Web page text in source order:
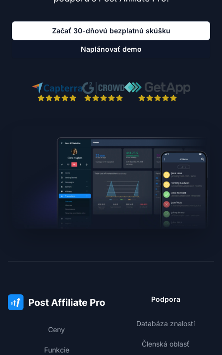
Začať 30-dňovú bezplatnú skúšku
Naplánovať demo
Ceny
Funkcie
Podpora
Databáza znalostí
Členská oblasť